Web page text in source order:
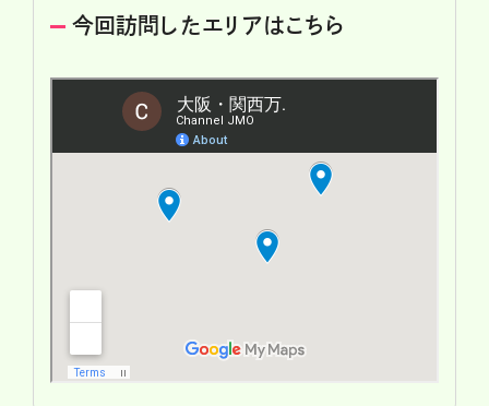
今回訪問したエリアはこちら